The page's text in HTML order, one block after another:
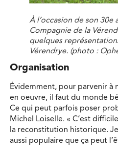
À l’occasion de son 30e
Compagnie de la
quelques
Vérendrye. (photo :
Organisation
Évidemment, pour parvenir à
en oeuvre, il faut du monde
Ce qui peut parfois poser
Michel Loiselle. « C’est
la reconstitution historique.
aussi populaire que ça peut